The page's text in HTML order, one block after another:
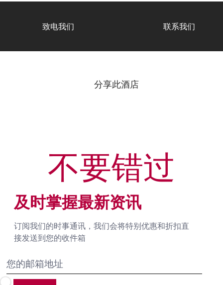
致电我们 联系我们
分享此酒店
及时掌握最新资讯
订阅我们的时事通讯，我们会将特别优惠和折扣直
接发送到您的收件箱
不要错过